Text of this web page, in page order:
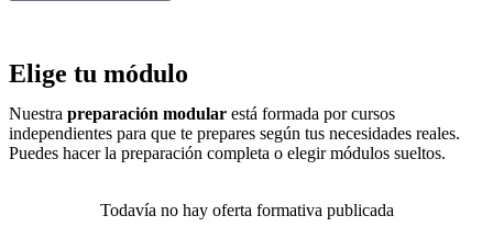
Elige tu módulo
Nuestra preparación modular está formada por cursos
independientes para que te prepares según tus necesidades reales.
Puedes hacer la preparación completa o elegir módulos sueltos.
Todavía no hay oferta formativa publicada